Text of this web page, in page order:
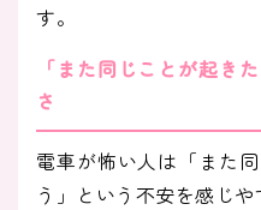
す。
「また同じことが起き
さ
電車が怖い人は「また
う」という不安を感じや